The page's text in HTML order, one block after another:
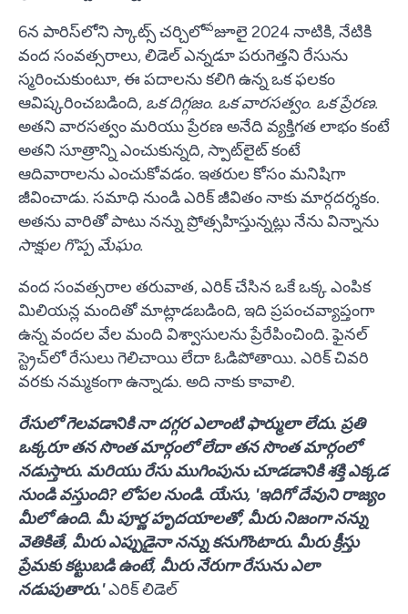
6న పారిస్‌లోని స్కాట్స్ చర్చిలోవజూలై 2024 నాటికి, నేటికి
వంద సంవత్సరాలు, లిడెల్ ఎన్నడూ పరుగెత్తని రేసును
స్మరించుకుంటూ, ఈ పదాలను కలిగి ఉన్న ఒక ఫలకం
ఆవిష్కరించబడింది, ఒక దిగ్గజం. ఒక వారసత్వం. ఒక ప్రేరణ.
అతని వారసత్వం మరియు ప్రేరణ అనేది వ్యక్తిగత లాభం కంటే
అతని సూత్రాన్ని ఎంచుకున్నది, స్పాట్‌లైట్ కంటే
ఆదివారాలను ఎంచుకోవడం. ఇతరుల కోసం మనిషిగా
జీవించాడు. సమాధి నుండి ఎరిక్ జీవితం నాకు మార్గదర్శకం.
అతను వారితో పాటు నన్ను ప్రోత్సహిస్తున్నట్లు నేను విన్నాను
సాక్షుల గొప్ప మేఘం.
వంద సంవత్సరాల తరువాత, ఎరిక్ చేసిన ఒకే ఒక్క ఎంపిక
మిలియన్ల మందితో మాట్లాడబడింది, ఇది ప్రపంచవ్యాప్తంగా
ఉన్న వందల వేల మంది విశ్వాసులను ప్రేరేపించింది. ఫైనల్
స్ట్రెచ్‌లో రేసులు గెలిచాయి లేదా ఓడిపోతాయి. ఎరిక్ చివరి
వరకు నమ్మకంగా ఉన్నాడు. అది నాకు కావాలి.
రేసులో గెలవడానికి నా దగ్గర ఎలాంటి ఫార్ములా లేదు. ప్రతి
ఒక్కరూ తన సొంత మార్గంలో లేదా తన సొంత మార్గంలో
నడుస్తారు. మరియు రేసు ముగింపును చూడడానికి శక్తి ఎక్కడ
నుండి వస్తుంది? లోపల నుండి. యేసు, 'ఇదిగో దేవుని రాజ్యం
మీలో ఉంది. మీ పూర్ణ హృదయాలతో, మీరు నిజంగా నన్ను
వెతికితే, మీరు ఎప్పుడైనా నన్ను కనుగొంటారు. మీరు క్రీస్తు
ప్రేమకు కట్టుబడి ఉంటే, మీరు నేరుగా రేసును ఎలా
నడుపుతారు.'ఎరిక్ లిడెల్
Vietnamese